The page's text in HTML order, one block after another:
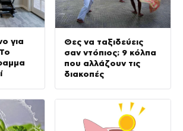
για
Θες να ταξιδεύεις
σαν ντόπιος; 9 κόλπα
που αλλάζουν τις
διακοπές